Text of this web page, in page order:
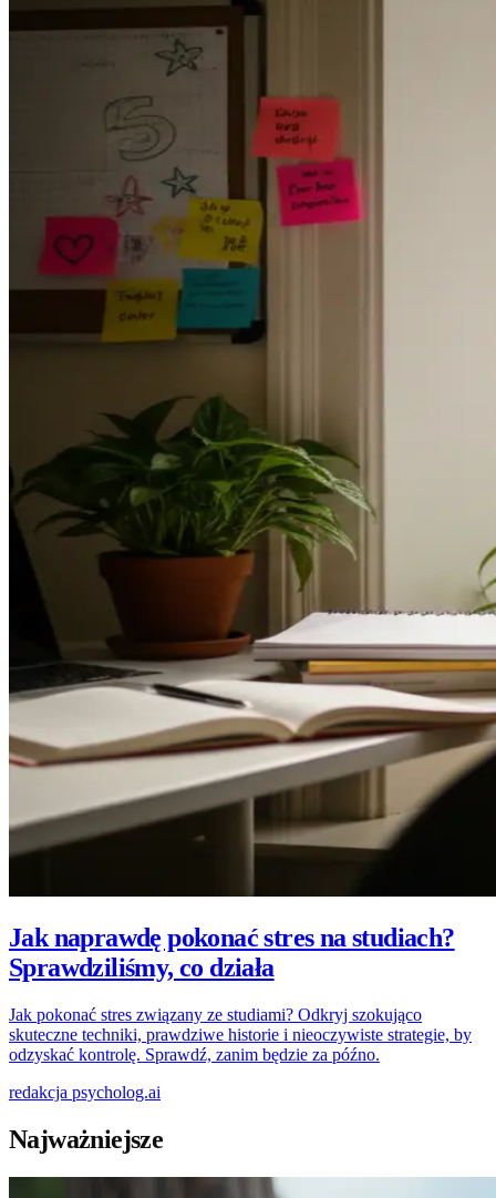
Jak naprawdę pokonać stres na studiach?
Sprawdziliśmy, co działa
Jak pokonać stres związany ze studiami? Odkryj szokująco
skuteczne techniki, prawdziwe historie i nieoczywiste strategie, by
odzyskać kontrolę. Sprawdź, zanim będzie za późno.
redakcja psycholog.ai
Najważniejsze